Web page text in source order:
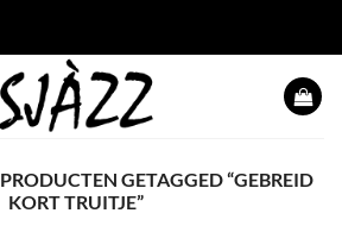
PRODUCTEN GETAGGED “GEBREID
KORT TRUITJE”